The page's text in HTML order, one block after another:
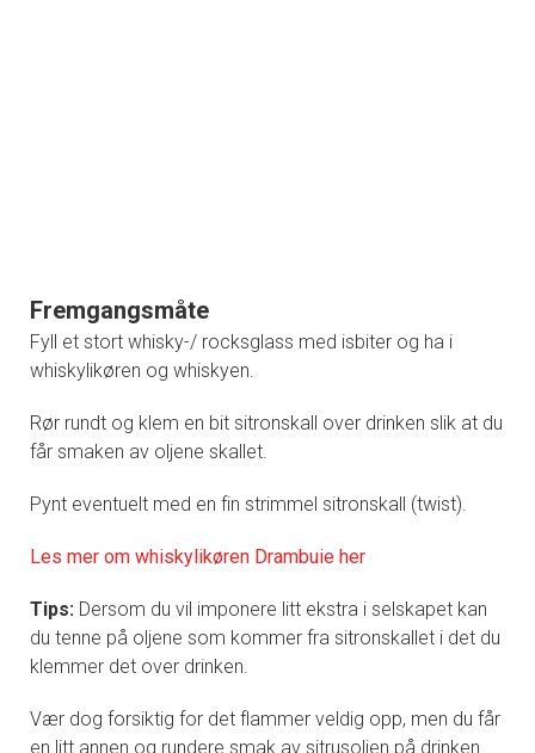
Fremgangsmåte
Fyll et stort whisky-/ rocksglass med isbiter og ha i
whiskylikøren og whiskyen.
Rør rundt og klem en bit sitronskall over drinken slik at du
får smaken av oljene skallet.
Pynt eventuelt med en fin strimmel sitronskall (twist).
Les mer om whiskylikøren Drambuie her
Tips: Dersom du vil imponere litt ekstra i selskapet kan
du tenne på oljene som kommer fra sitronskallet i det du
klemmer det over drinken.
Vær dog forsiktig for det flammer veldig opp, men du får
en litt annen og rundere smak av sitrusoljen på drinken